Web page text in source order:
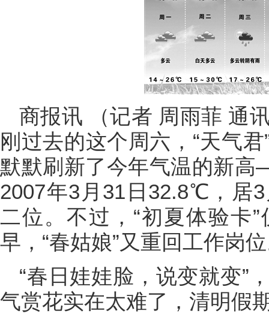
商报讯 （记者 周雨菲 通
刚过去的这个周六，“天气
默默刷新了今年气温的新
2007年3月31日32.8℃，居
二位。不过，“初夏体验卡
早，“春姑娘”又重回工作岗
“春日娃娃脸，说变就变”
气赏花实在太难了，清明假